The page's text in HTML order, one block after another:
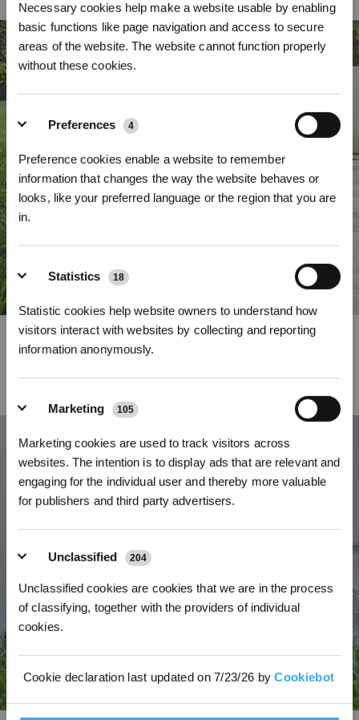
Necessary cookies help make a website usable by enabling
basic functions like page navigation and access to secure
areas of the website. The website cannot function properly
without these cookies.
Preferences 4
Preference cookies enable a website to remember
information that changes the way the website behaves or
looks, like your preferred language or the region that you are
in.
Statistics 18
Statistic cookies help website owners to understand how
visitors interact with websites by collecting and reporting
information anonymously.
Marketing 105
Marketing cookies are used to track visitors across
websites. The intention is to display ads that are relevant and
engaging for the individual user and thereby more valuable
for publishers and third party advertisers.
Unclassified 204
Unclassified cookies are cookies that we are in the process
of classifying, together with the providers of individual
cookies.
Cookie declaration last updated on 7/23/26 byCookiebot
normaler Größe, auch in solchen mit komplexen Grundrissen.
Gleichmäßiges Kantenmähen mit TruEdge
bis zur Kante, überwindet mühelos unpassierbare Grenzen und erreicht eine
Rasenpflege.
* Registrieren und Belohnungen sichern
*Neu registrierte Benutzer können 3000 Punkte verwenden, um einen Rabatt von 30
€ auf ihre erste Bestellung zu erhalten, wenn die Zahlung 1000 € überschreitet.